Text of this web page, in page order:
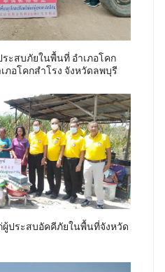
ะสบภัยในพื้นที่ อำเภอโคก
ภอโคกสำโรง จังหวัดลพบุรี
ประสบอัคคีภัยในพื้นที่จังหวัด